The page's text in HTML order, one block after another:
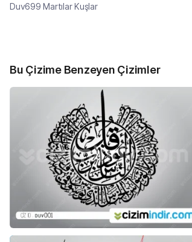
Duv699 Martılar Kuşlar
Bu Çizime Benzeyen Çizimler